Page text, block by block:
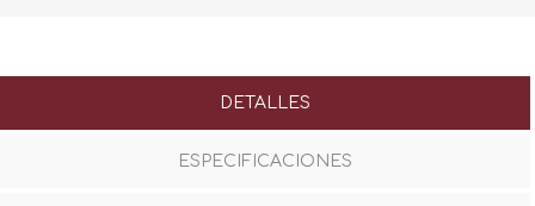
DETALLES
ESPECIFICACIONES